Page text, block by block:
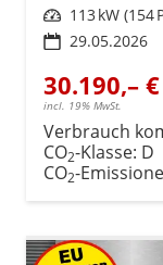
Leistung 113 kW (154
29.05.2026
30.190,– €
incl. 19% MwSt.
Verbrauch
CO2-Klasse: D
CO2-